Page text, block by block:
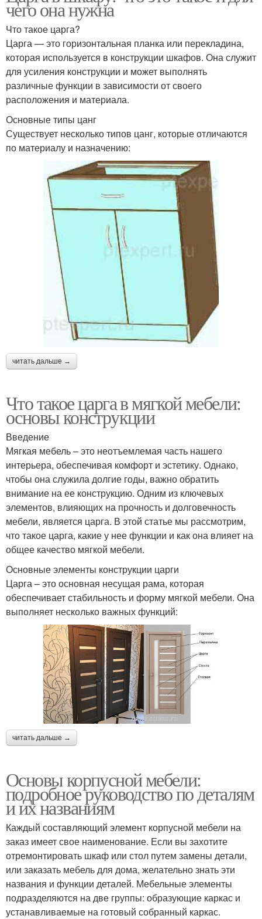
чего она нужна
Что такое царга?
Царга — это горизонтальная планка или перекладина,
которая используется в конструкции шкафов. Она служит
для усиления конструкции и может выполнять
различные функции в зависимости от своего
расположения и материала.
Основные типы цанг
Существует несколько типов цанг, которые отличаются
по материалу и назначению:
читать дальше →
Что такое царга в мягкой мебели:
основы конструкции
Введение
Мягкая мебель – это неотъемлемая часть нашего
интерьера, обеспечивая комфорт и эстетику. Однако,
чтобы она служила долгие годы, важно обратить
внимание на ее конструкцию. Одним из ключевых
элементов, влияющих на прочность и долговечность
мебели, является царга. В этой статье мы рассмотрим,
что такое царга, какие у нее функции и как она влияет на
общее качество мягкой мебели.
Основные элементы конструкции царги
Царга – это основная несущая рама, которая
обеспечивает стабильность и форму мягкой мебели. Она
выполняет несколько важных функций:
читать дальше →
Основы корпусной мебели:
подробное руководство по деталям
и их названиям
Каждый составляющий элемент корпусной мебели на
заказ имеет свое наименование. Если вы захотите
отремонтировать шкаф или стол путем замены детали,
или заказать мебель для дома, желательно знать эти
названия и функции деталей. Мебельные элементы
подразделяются на две группы: образующие каркас и
устанавливаемые на готовый собранный каркас.